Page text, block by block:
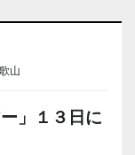
山
」１３日に